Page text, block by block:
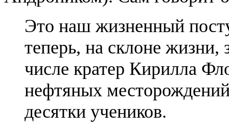
Это наш жизненный
теперь, на склоне жизни,
числе кратер Кирилла
нефтяных
десятки учеников.